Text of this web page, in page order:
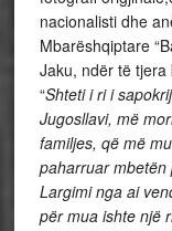
nacionalisti dhe
Mbarëshqiptare
Jaku, ndër të tjera
“Shteti i ri i
Jugosllavi, më
familjes, që më
paharruar mbetën
Largimi nga ai
për mua ishte një